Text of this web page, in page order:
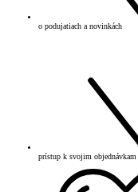
o podujatiach a novinkách
prístup k svojim objednávkam